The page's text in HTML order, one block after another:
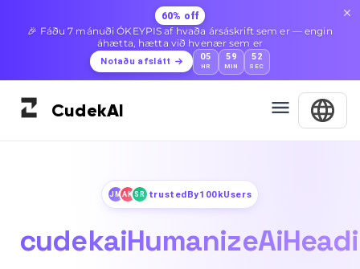
60% off
🎉 Fáðu 7 mánuði ÓKEYPIS af hvaða ársáskrift sem er — engin
áhætta, hætta við hvenær sem er
Notaðu afslátt 05
HR
59
MIN
50
SEC
CudekAI
JMAKSR trustedBy100kUsers